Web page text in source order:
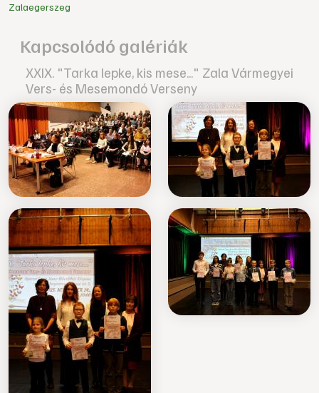
Zalaegerszeg
Kapcsolódó galériák
XXIX. "Tarka lepke, kis mese..." Zala Vármegyei
Vers- és Mesemondó Verseny